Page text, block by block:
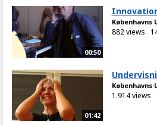
00:50
Københavns
882 views
01:42
Københavns
1.914 views